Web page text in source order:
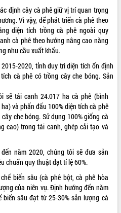
định cây cà phê giữ vị trí quan trọng
Vì vậy, để phát triển cà phê theo
diện tích trồng cà phê ngoài quy
cà phê theo hướng nâng cao năng
nhu cầu xuất khẩu.
2020, tỉnh duy trì diện tích ổn định
cà phê có trồng cây che bóng. Sản
sẽ tái canh 24.017 ha cà phê (bình
và phấn đấu 100% diện tích cà phê
che bóng. Sử dụng 100% giống cà
cao) trong tái canh, ghép cải tạo và
năm 2020, chúng tôi sẽ đưa sản
chuẩn quy thuật đạt tỉ lệ 60%.
biến sâu (cà phê bột, cà phê hòa
của niên vụ. Định hướng đến năm
sâu đạt từ 25-30% sản lượng cà